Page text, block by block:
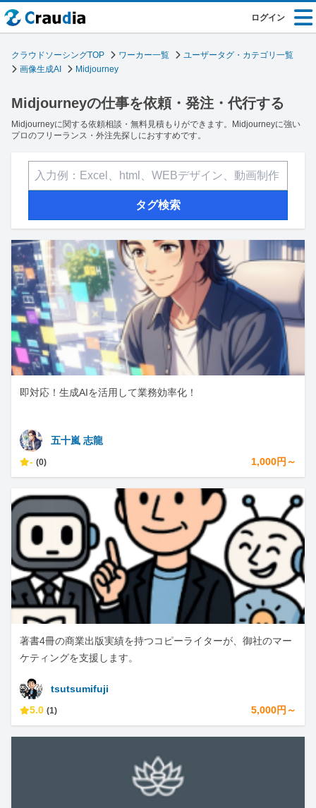
ログイン
クラウドソーシングTOP ワーカー一覧
ユーザータグ・カテゴリ一覧
画像生成AI
Midjourney
Midjourneyの仕事を依頼・発注・代行する
Midjourneyに関する依頼相談・無料見積もりができます。Midjourneyに強い
プロのフリーランス・外注先探しにおすすめです。
タグ検索
即対応！生成AIを活用して業務効率化！
五十嵐 志龍
- (0) 1,000円～
著書4冊の商業出版実績を持つコピーライターが、御社のマー
ケティングを支援します。
tsutsumifuji
5.0 (1) 5,000円～